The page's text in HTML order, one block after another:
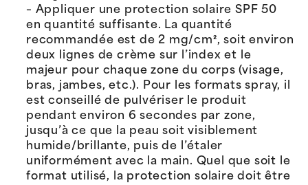
– Appliquer une protection solaire SPF 50
en quantité suffisante. La quantité
recommandée est de 2 mg/cm², soit environ
deux lignes de crème sur l’index et le
majeur pour chaque zone du corps (visage,
bras, jambes, etc.). Pour les formats spray, il
est conseillé de pulvériser le produit
pendant environ 6 secondes par zone,
jusqu’à ce que la peau soit visiblement
humide/brillante, puis de l’étaler
uniformément avec la main. Quel que soit le
format utilisé, la protection solaire doit être